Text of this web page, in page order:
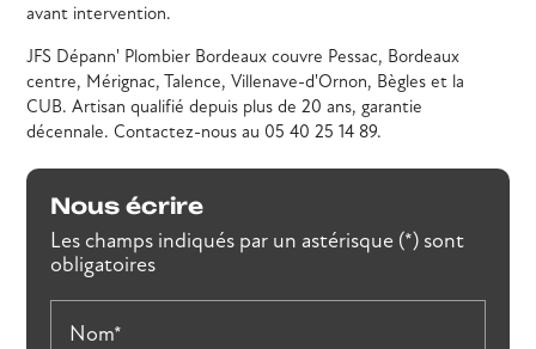
avant intervention.
JFS Dépann' Plombier Bordeaux couvre Pessac, Bordeaux
centre, Mérignac, Talence, Villenave-d'Ornon, Bègles et la
CUB. Artisan qualifié depuis plus de 20 ans, garantie
décennale. Contactez-nous au 05 40 25 14 89.
Nous écrire
Les champs indiqués par un astérisque (*) sont
obligatoires
Nom*